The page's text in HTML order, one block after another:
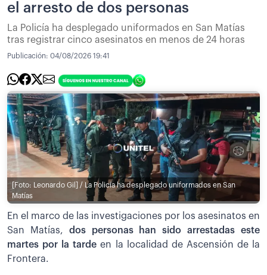
el arresto de dos personas
La Policía ha desplegado uniformados en San Matías
tras registrar cinco asesinatos en menos de 24 horas
Publicación: 04/08/2026 19:41
[Foto: Leonardo Gil] / La Policía ha desplegado uniformados en San
Matías
En el marco de las investigaciones por los asesinatos en
San Matías, dos personas han sido arrestadas este
martes por la tarde en la localidad de Ascensión de la
Frontera.